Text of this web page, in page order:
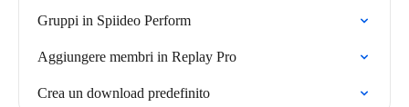
Gruppi in Spiideo Perform
Aggiungere membri in Replay Pro
Crea un download predefinito